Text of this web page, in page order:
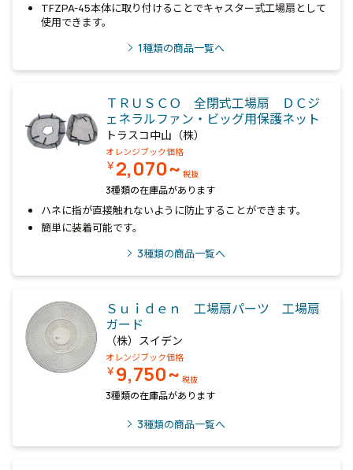
TFZPA-45本体に取り付けることでキャスター式工場扇として
使用できます。
1種類の商品一覧へ
ＴＲＵＳＣＯ 全閉式工場扇 ＤＣジ
ェネラルファン・ビッグ用保護ネット
トラスコ中山（株）
オレンジブック価格
￥2,070~ 税抜
3種類の在庫品があります
ハネに指が直接触れないように防止することができます。
簡単に装着可能です。
3種類の商品一覧へ
Ｓｕｉｄｅｎ 工場扇パーツ 工場扇
ガード
（株）スイデン
オレンジブック価格
￥9,750~ 税抜
3種類の在庫品があります
3種類の商品一覧へ